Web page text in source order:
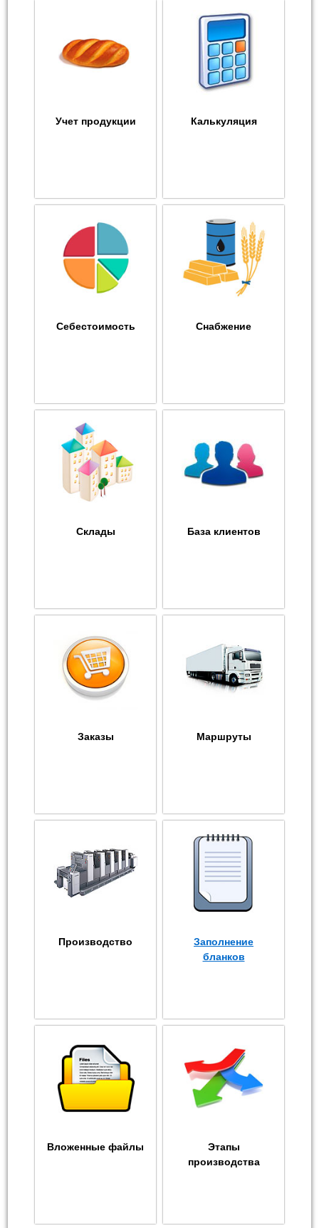
Учет продукции Калькуляция
Себестоимость Снабжение
Склады База клиентов
Заказы Маршруты
Производство
Заполнение
бланков
Вложенные файлы
Этапы
производства